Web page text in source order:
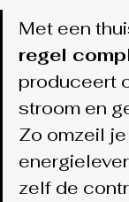
Met een
regel
produceert
stroom en
Zo omzeil
zelf de